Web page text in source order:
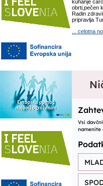
kuhanje
obrti,pečen
Radin
pripravlja
... celotna